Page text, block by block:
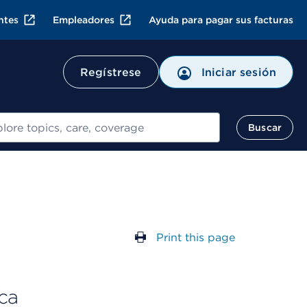
Empleadores Ayuda para pagar sus facturas
Regístrese Iniciar sesión
Buscar
Print this page